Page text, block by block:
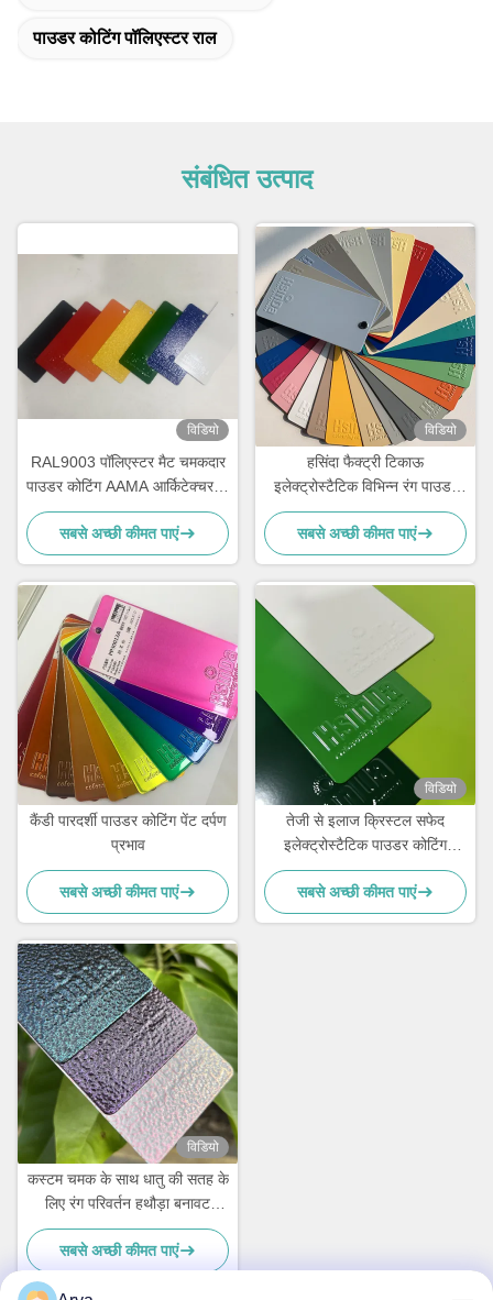
पाउडर कोटिंग पॉलिएस्टर राल
संबंधित उत्पाद
विडियो
RAL9003 पॉलिएस्टर मैट चमकदार
पाउडर कोटिंग AAMA आर्किटेक्चर के
लिए प्रमाणित
सबसे अच्छी कीमत पाएं
विडियो
हसिंदा फैक्ट्री टिकाऊ
इलेक्ट्रोस्टैटिक विभिन्न रंग पाउडर
कोटिंग स्प्रे पेंट स्टॉक में
सबसे अच्छी कीमत पाएं
कैंडी पारदर्शी पाउडर कोटिंग पेंट दर्पण
प्रभाव
सबसे अच्छी कीमत पाएं
विडियो
तेजी से इलाज क्रिस्टल सफेद
इलेक्ट्रोस्टैटिक पाउडर कोटिंग
पॉलिएस्टर TGIC मुफ्त वास्तुकला के
लिए
सबसे अच्छी कीमत पाएं
विडियो
कस्टम चमक के साथ धातु की सतह के
लिए रंग परिवर्तन हथौड़ा बनावट
पाउडर कोटिंग
सबसे अच्छी कीमत पाएं